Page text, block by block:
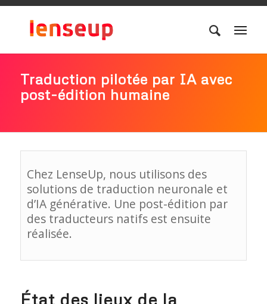
Traduction pilotée par IA avec
post-édition humaine
Chez LenseUp, nous utilisons des
solutions de traduction neuronale et
d’IA générative. Une post-édition par
des traducteurs natifs est ensuite
réalisée.
État des lieux de la